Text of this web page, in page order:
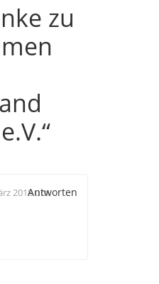
zu
“
2018 um
Antworten